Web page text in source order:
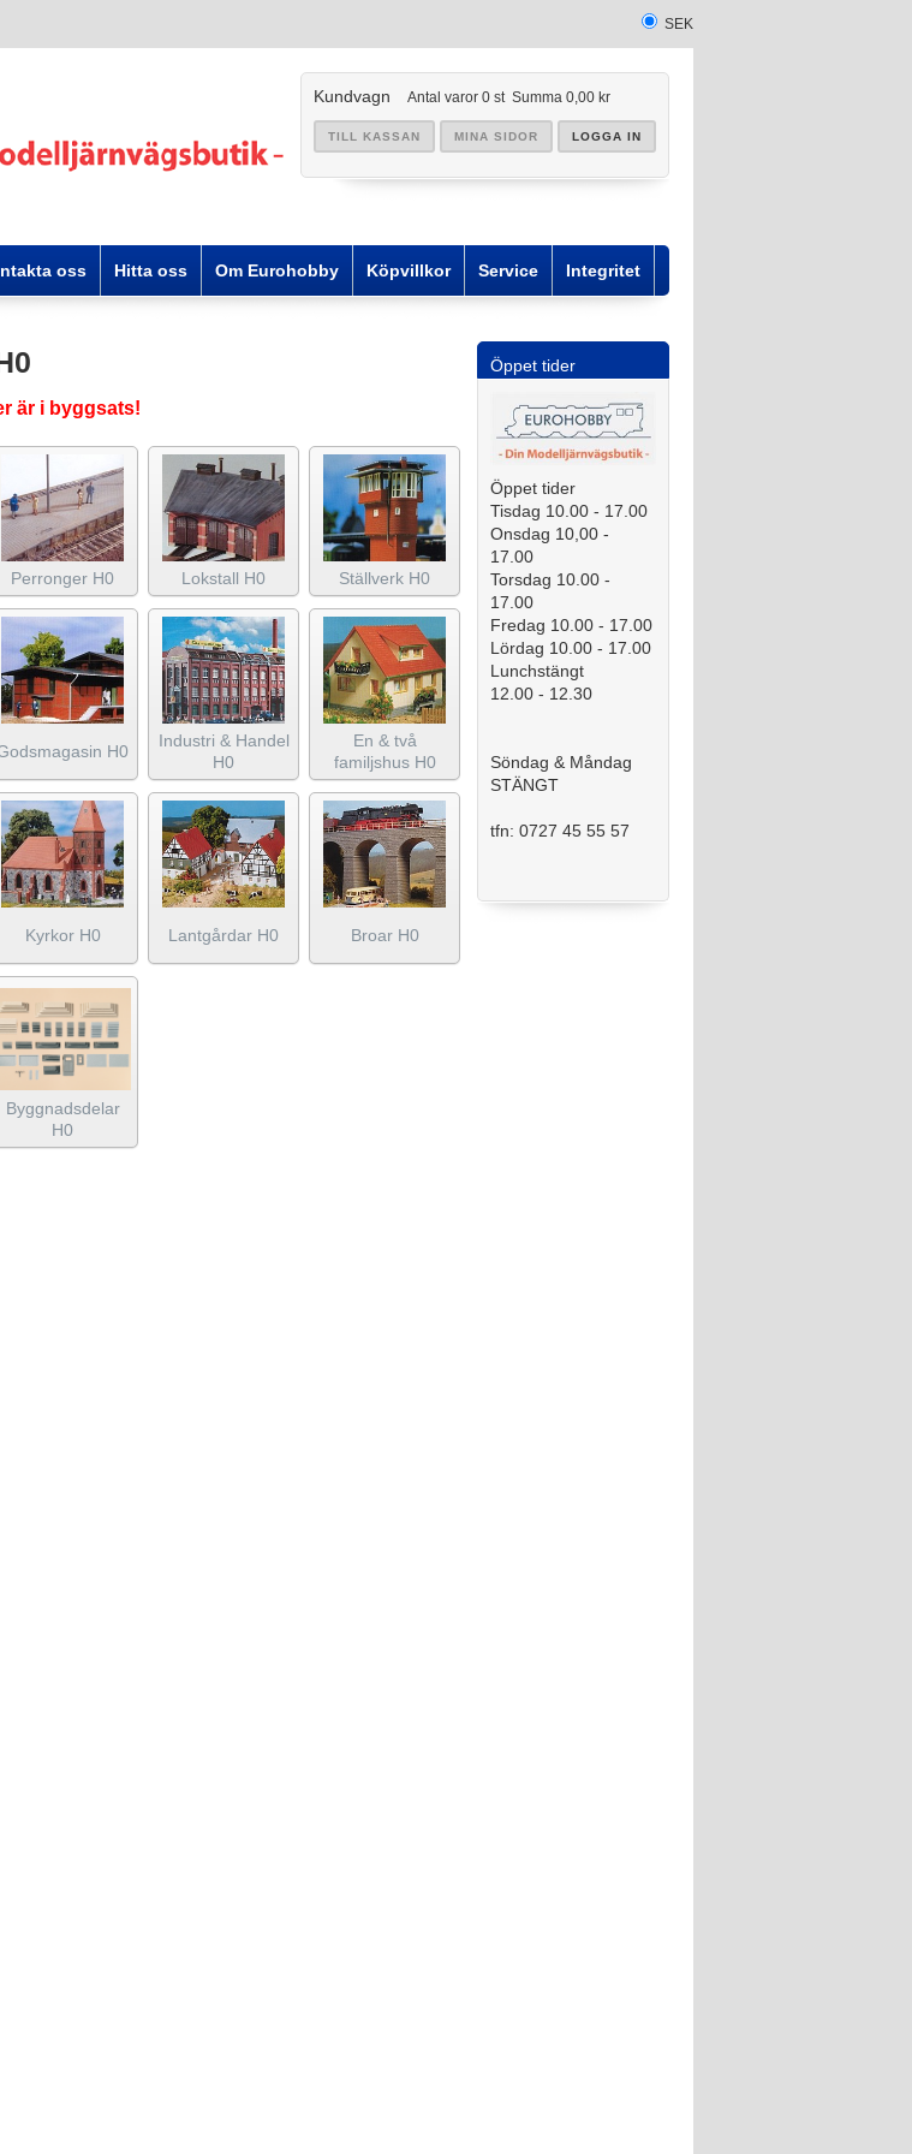
SEK
Kundvagn Antal varor 0 st Summa 0,00 kr
TILL KASSAN MINA SIDOR LOGGA IN
oss Hitta oss Om Eurohobby Köpvillkor Service Integritet
är i byggsats!
Perronger H0 Lokstall H0 Ställverk H0
H0
Industri & Handel
H0
En & två
familjshus H0
Kyrkor H0 Lantgårdar H0 Broar H0
Byggnadsdelar
H0
Öppet tider
Öppet tider
Tisdag 10.00 - 17.00
Onsdag 10,00 -
17.00
Torsdag 10.00 -
17.00
Fredag 10.00 - 17.00
Lördag 10.00 - 17.00
Lunchstängt
12.00 - 12.30
Söndag & Måndag
STÄNGT
tfn: 0727 45 55 57